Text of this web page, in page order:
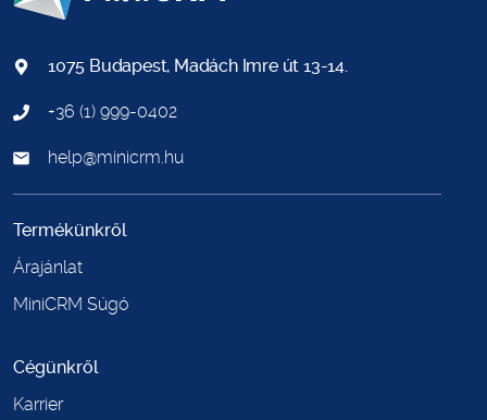
1075 Budapest, Madách Imre út 13-14.
+36 (1) 999-0402
help@minicrm.hu
Termékünkről
Árajánlat
MiniCRM Súgó
Cégünkről
Karrier